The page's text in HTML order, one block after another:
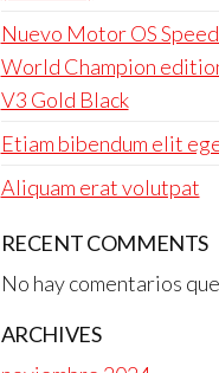
Nuevo Motor OS
World Champion
V3 Gold Black
Etiam bibendum elit
Aliquam erat volutpat
RECENT COMMENTS
No hay comentarios
ARCHIVES